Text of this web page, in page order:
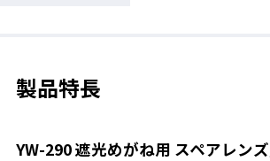
製品特長
YW-290 遮光めがね用 スペアレン